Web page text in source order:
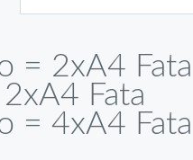
= 2xA4 Fata
Fata
= 4xA4 Fata